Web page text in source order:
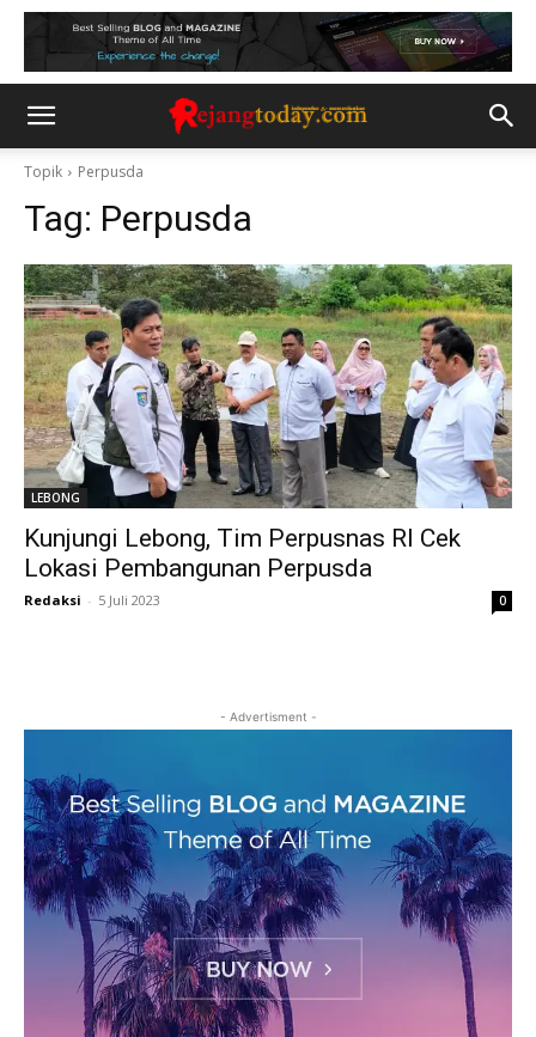
Topik Perpusda
Tag: Perpusda
LEBONG
Kunjungi Lebong, Tim Perpusnas RI Cek
Lokasi Pembangunan Perpusda
Redaksi - 5 Juli 2023 0
- Advertisment -